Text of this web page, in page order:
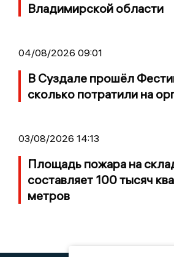
Владимирской области
04/08/2026 09:01
В Суздале прошёл
сколько потратили на
03/08/2026 14:13
Площадь пожара на
составляет 100 тысяч
метров